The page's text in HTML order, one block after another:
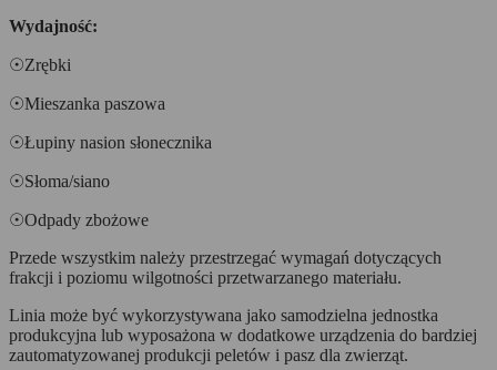
Wydajność:
☉Zrębki
☉Mieszanka paszowa
☉Łupiny nasion słonecznika
☉Słoma/siano
☉Odpady zbożowe
Przede wszystkim należy przestrzegać wymagań dotyczących
frakcji i poziomu wilgotności przetwarzanego materiału.
Linia może być wykorzystywana jako samodzielna jednostka
produkcyjna lub wyposażona w dodatkowe urządzenia do bardziej
zautomatyzowanej produkcji peletów i pasz dla zwierząt.